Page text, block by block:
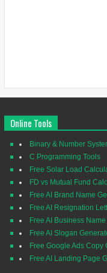
Online Tools
Binary & Number
C Programming Tools
Free Solar Load
FD vs Mutual Fund
Free AI Brand Name
Free AI Resignation
Free AI Business
Free AI Slogan
Free Google Ads Copy
Free AI Landing Page